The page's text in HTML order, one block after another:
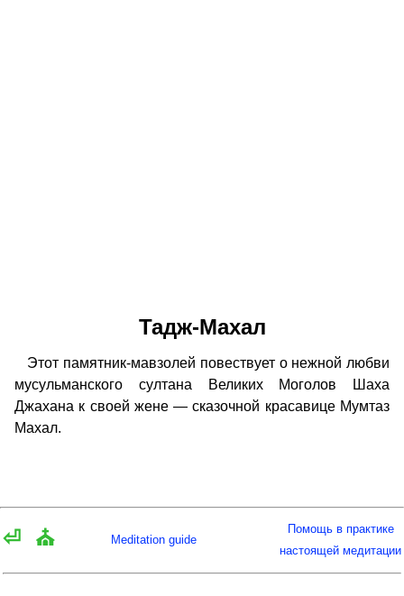
Тадж-Махал
Этот памятник-мавзолей повествует о нежной любви
мусульманского султана Великих Моголов Шаха
Джахана к своей жене — сказочной красавице Мумтаз
Махал.
⏎ ⛪ Meditation guide
Помощь в практике
настоящей медитации